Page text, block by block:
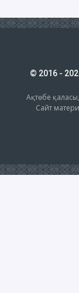
© 2016 -
Ақтөбе
Сайт